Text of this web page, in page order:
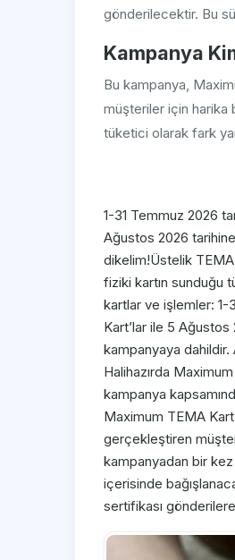
gönderilecektir. Bu
Kampanya
Bu kampanya,
müşteriler için harika
tüketici olarak fark
1-31 Temmuz 2026
Ağustos 2026 tarihine
dikelim!Üstelik TEMA
fiziki kartın sunduğu
kartlar ve işlemler: 1-
Kart’lar ile 5
kampanyaya dahildir.
Halihazırda
kampanya
Maximum TEMA
gerçekleştiren
kampanyadan bir
içerisinde
sertifikası